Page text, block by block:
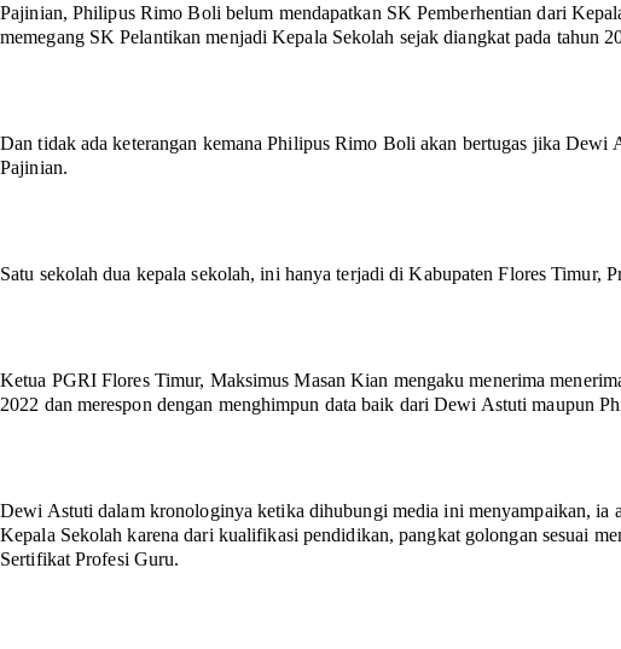
Pajinian, Philipus Rimo Boli belum mendapatkan SK Pemberhentian dari
memegang SK Pelantikan menjadi Kepala Sekolah sejak diangkat pada tahun
Dan tidak ada keterangan kemana Philipus Rimo Boli akan bertugas jika Dewi
Pajinian.
Satu sekolah dua kepala sekolah, ini hanya terjadi di Kabupaten Flores Timur,
Ketua PGRI Flores Timur, Maksimus Masan Kian mengaku menerima
2022 dan merespon dengan menghimpun data baik dari Dewi Astuti maupun
Dewi Astuti dalam kronologinya ketika dihubungi media ini menyampaikan, ia
Kepala Sekolah karena dari kualifikasi pendidikan, pangkat golongan sesuai
Sertifikat Profesi Guru.